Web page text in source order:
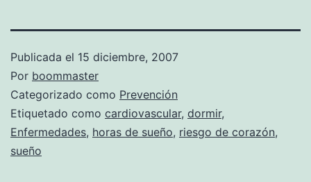
Publicada el 15 diciembre, 2007
Por boommaster
Categorizado como Prevención
Etiquetado como cardiovascular, dormir,
Enfermedades, horas de sueño, riesgo de corazón,
sueño